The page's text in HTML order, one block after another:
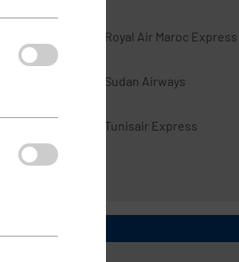
Royal Air Maroc Express
Sudan Airways
Tunisair Express